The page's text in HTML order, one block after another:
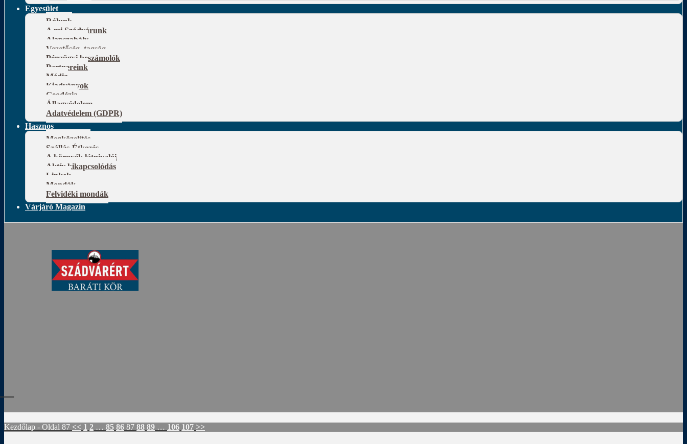
Egyesület
Rólunk
A mi Szádvárunk
Alapszabály
Vezetőség, tagság
Pénzügyi beszámolók
Partnereink
Média
Kiadványok
Geodézia
Állagvédelem
Adatvédelem (GDPR)
Hasznos
Megközelítés
Szállás-Étkezés
A környék látnivalói
Aktív kikapcsolódás
Linkek
Mondák
Felvidéki mondák
Várjáró Magazin
Kezdőlap - Oldal 87 << 1 2 … 85 86 87 88 89 … 106 107 >>